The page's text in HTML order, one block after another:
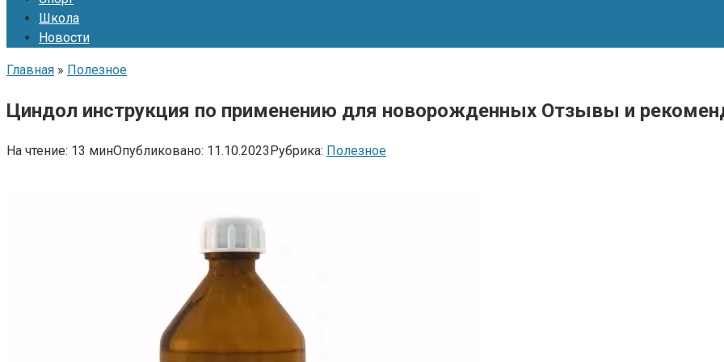
Школа
Новости
Главная » Полезное
Циндол инструкция по применению для новорожденных Отзывы и
На чтение: 13 минОпубликовано: 11.10.2023Рубрика: Полезное